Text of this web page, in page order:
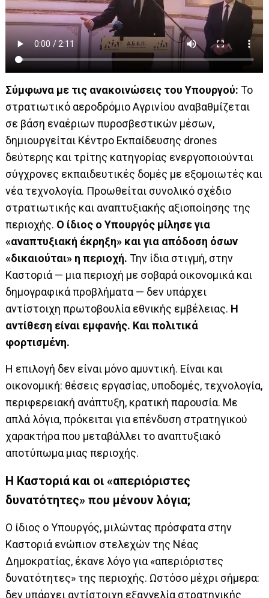
Σύμφωνα με τις ανακοινώσεις του Υπουργού:Το
στρατιωτικό αεροδρόμιο Αγρινίου αναβαθμίζεται
σε βάση εναέριων πυροσβεστικών μέσων,
δημιουργείται Κέντρο Εκπαίδευσης drones
δεύτερης και τρίτης κατηγορίας ενεργοποιούνται
σύγχρονες εκπαιδευτικές δομές με εξομοιωτές και
νέα τεχνολογία. Προωθείται συνολικό σχέδιο
στρατιωτικής και αναπτυξιακής αξιοποίησης της
περιοχής. Ο ίδιος ο Υπουργός μίλησε για
«αναπτυξιακή έκρηξη» και για απόδοση όσων
«δικαιούται» η περιοχή.Την ίδια στιγμή, στην
Καστοριά — μια περιοχή με σοβαρά οικονομικά και
δημογραφικά προβλήματα — δεν υπάρχει
αντίστοιχη πρωτοβουλία εθνικής εμβέλειας. Η
αντίθεση είναι εμφανής. Και πολιτικά
φορτισμένη.
Η επιλογή δεν είναι μόνο αμυντική. Είναι και
οικονομική: θέσεις εργασίας, υποδομές, τεχνολογία,
περιφερειακή ανάπτυξη, κρατική παρουσία. Με
απλά λόγια, πρόκειται για επένδυση στρατηγικού
χαρακτήρα που μεταβάλλει το αναπτυξιακό
αποτύπωμα μιας περιοχής.
Η Καστοριά και οι «απεριόριστες
δυνατότητες» που μένουν λόγια;
Ο ίδιος ο Υπουργός, μιλώντας πρόσφατα στην
Καστοριά ενώπιον στελεχών της Νέας
Δημοκρατίας, έκανε λόγο για «απεριόριστες
δυνατότητες» της περιοχής. Ωστόσο μέχρι σήμερα:
δεν υπάρχει αντίστοιχη εξαγγελία στρατηγικής